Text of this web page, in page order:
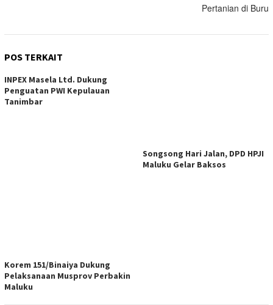
Pertanian di Buru
POS TERKAIT
INPEX Masela Ltd. Dukung
Penguatan PWI Kepulauan
Tanimbar
Songsong Hari Jalan, DPD HPJI
Maluku Gelar Baksos
Korem 151/Binaiya Dukung
Pelaksanaan Musprov Perbakin
Maluku